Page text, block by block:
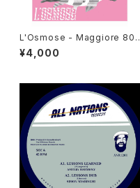
L'Osmose - Maggiore 800
"LP"
¥4,000